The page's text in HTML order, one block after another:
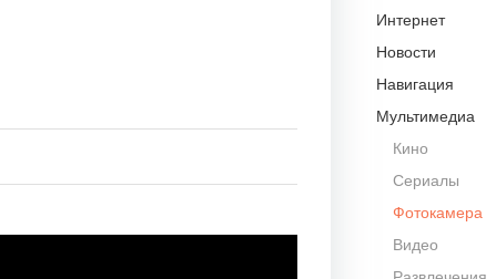
Интернет
Новости
Навигация
Мультимедиа
Кино
Сериалы
Фотокамера
Видео